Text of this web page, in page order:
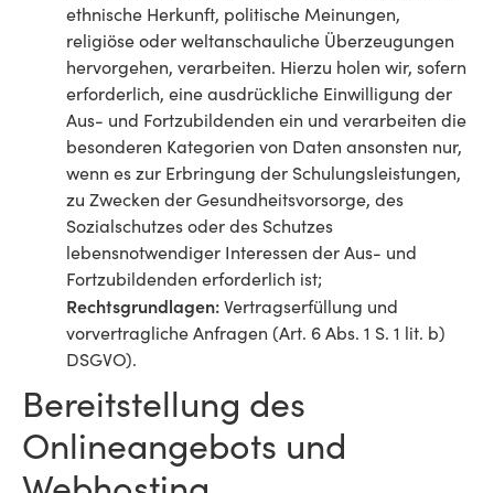
ethnische Herkunft, politische Meinungen,
religiöse oder weltanschauliche Überzeugungen
hervorgehen, verarbeiten. Hierzu holen wir, sofern
erforderlich, eine ausdrückliche Einwilligung der
Aus- und Fortzubildenden ein und verarbeiten die
besonderen Kategorien von Daten ansonsten nur,
wenn es zur Erbringung der Schulungsleistungen,
zu Zwecken der Gesundheitsvorsorge, des
Sozialschutzes oder des Schutzes
lebensnotwendiger Interessen der Aus- und
Fortzubildenden erforderlich ist;
Rechtsgrundlagen:Vertragserfüllung und
vorvertragliche Anfragen (Art. 6 Abs. 1 S. 1 lit. b)
DSGVO).
Bereitstellung des
Onlineangebots und